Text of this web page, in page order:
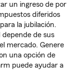
un ingreso de por
diferidos
la jubilación.
depende de sus
mercado. Genere
una opción de
puede ayudar a